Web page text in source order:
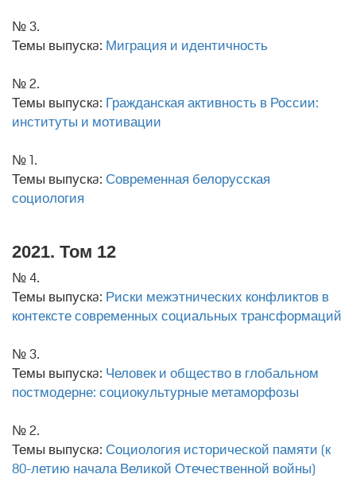
№ 3.
Темы выпускa: Миграция и идентичность
№ 2.
Темы выпускa: Гражданская активность в России:
институты и мотивации
№ 1.
Темы выпускa: Современная белорусская
социология
2021. Том 12
№ 4.
Темы выпускa: Риски межэтнических конфликтов в
контексте современных социальных трансформаций
№ 3.
Темы выпускa: Человек и общество в глобальном
постмодерне: социокультурные метаморфозы
№ 2.
Темы выпускa: Социология исторической памяти (к
80-летию начала Великой Отечественной войны)